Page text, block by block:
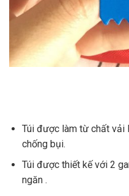
Túi được làm từ chất vải
chống bụi.
Túi được thiết kế với 2
ngăn .